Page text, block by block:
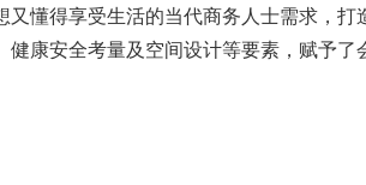
懂得享受生活的当代商务人士需求，打
康安全考量及空间设计等要素，赋予了